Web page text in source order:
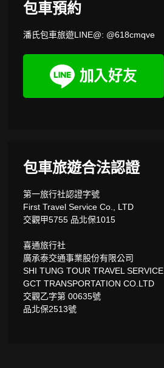
包車預約
潘氏包車旅遊LINE@: @618cmqve
包車旅遊合法認證
第一旅行社認證字號
First Travel Service Co., LTD
交觀甲5755 品北保1015
喜通旅行社
廣承泰交通事業股份有限公司
SHI TUNG TOUR TRAVEL SERVICE
GCT TRANSPORTATION CO.LTD
交觀乙字第 00635號
品北保2513號